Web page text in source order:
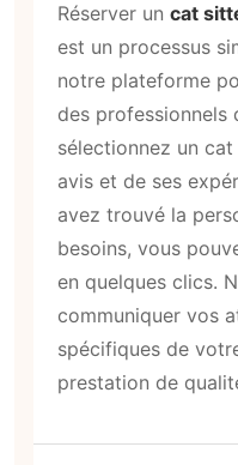
Réserver un cat
est un processus
notre plateforme
des professionnels
sélectionnez un
avis et de ses
avez trouvé la
besoins, vous
en quelques clics.
communiquer vos
spécifiques de
prestation de